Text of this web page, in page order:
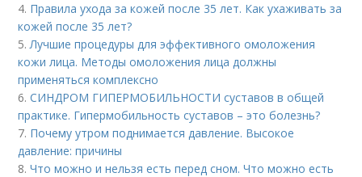
4. Правила ухода за кожей после 35 лет. Как ухаживать за
кожей после 35 лет?
5. Лучшие процедуры для эффективного омоложения
кожи лица. Методы омоложения лица должны
применяться комплексно
6.СИНДРОМ ГИПЕРМОБИЛЬНОСТИ суставов в общей
практике. Гипермобильность суставов – это болезнь?
7. Почему утром поднимается давление. Высокое
давление: причины
8.Что можно и нельзя есть перед сном. Что можно есть